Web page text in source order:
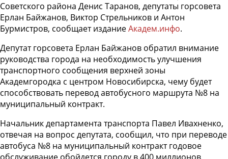
Советского района Денис Таранов, депутаты горсовета
Ерлан Байжанов, Виктор Стрельников и Антон
Бурмистров, сообщает изданиеАкадем.инфо.
Депутат горсовета Ерлан Байжанов обратил внимание
руководства города на необходимость улучшения
транспортного сообщения верхней зоны
Академгородка с центром Новосибирска, чему будет
способствовать перевод автобусного маршрута №8 на
муниципальный контракт.
Начальник департамента транспорта Павел Ивахненко,
отвечая на вопрос депутата, сообщил, что при переводе
автобуса №8 на муниципальный контракт годовое